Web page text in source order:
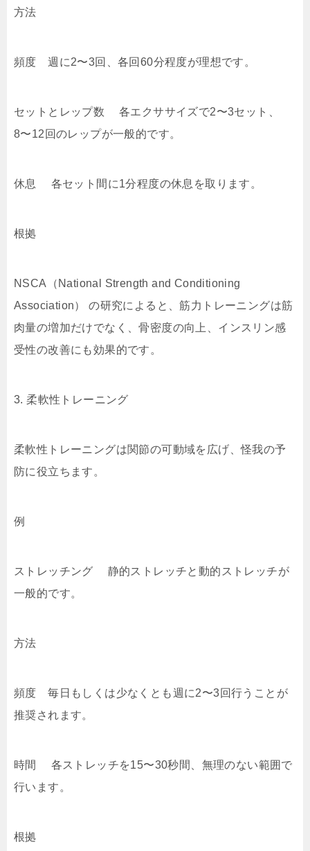
方法
頻度 週に2〜3回、各回60分程度が理想です。
セットとレップ数 各エクササイズで2〜3セット、
8〜12回のレップが一般的です。
休息 各セット間に1分程度の休息を取ります。
根拠
NSCA（National Strength and Conditioning
Association） の研究によると、筋力トレーニングは筋
肉量の増加だけでなく、骨密度の向上、インスリン感
受性の改善にも効果的です。
3. 柔軟性トレーニング
柔軟性トレーニングは関節の可動域を広げ、怪我の予
防に役立ちます。
例
ストレッチング 静的ストレッチと動的ストレッチが
一般的です。
方法
頻度 毎日もしくは少なくとも週に2〜3回行うことが
推奨されます。
時間 各ストレッチを15〜30秒間、無理のない範囲で
行います。
根拠